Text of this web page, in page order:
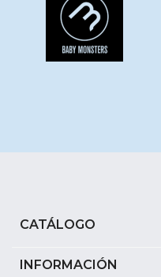
CATÁLOGO
INFORMACIÓN